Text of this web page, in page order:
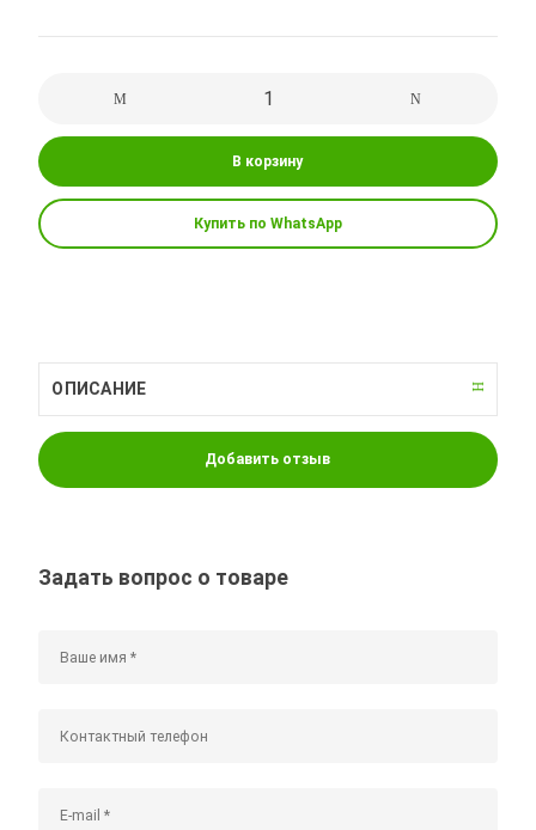
В корзину
Купить по WhatsApp
ОПИСАНИЕ
Добавить отзыв
Задать вопрос о товаре